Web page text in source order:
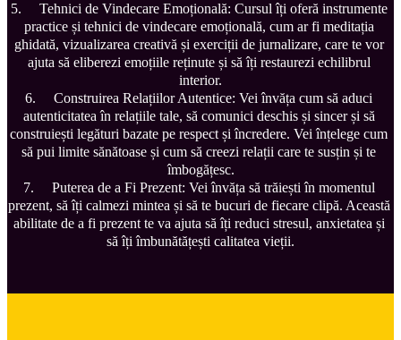
5.	Tehnici de Vindecare Emoțională: Cursul îți oferă instrumente
practice și tehnici de vindecare emoțională, cum ar fi meditația
ghidată, vizualizarea creativă și exerciții de jurnalizare, care te vor
ajuta să eliberezi emoțiile reținute și să îți restaurezi echilibrul
interior.
6.	Construirea Relațiilor Autentice: Vei învăța cum să aduci
autenticitatea în relațiile tale, să comunici deschis și sincer și să
construiești legături bazate pe respect și încredere. Vei înțelege cum
să pui limite sănătoase și cum să creezi relații care te susțin și te
îmbogățesc.
7.	Puterea de a Fi Prezent: Vei învăța să trăiești în momentul
prezent, să îți calmezi mintea și să te bucuri de fiecare clipă. Această
abilitate de a fi prezent te va ajuta să îți reduci stresul, anxietatea și
să îți îmbunătățești calitatea vieții.